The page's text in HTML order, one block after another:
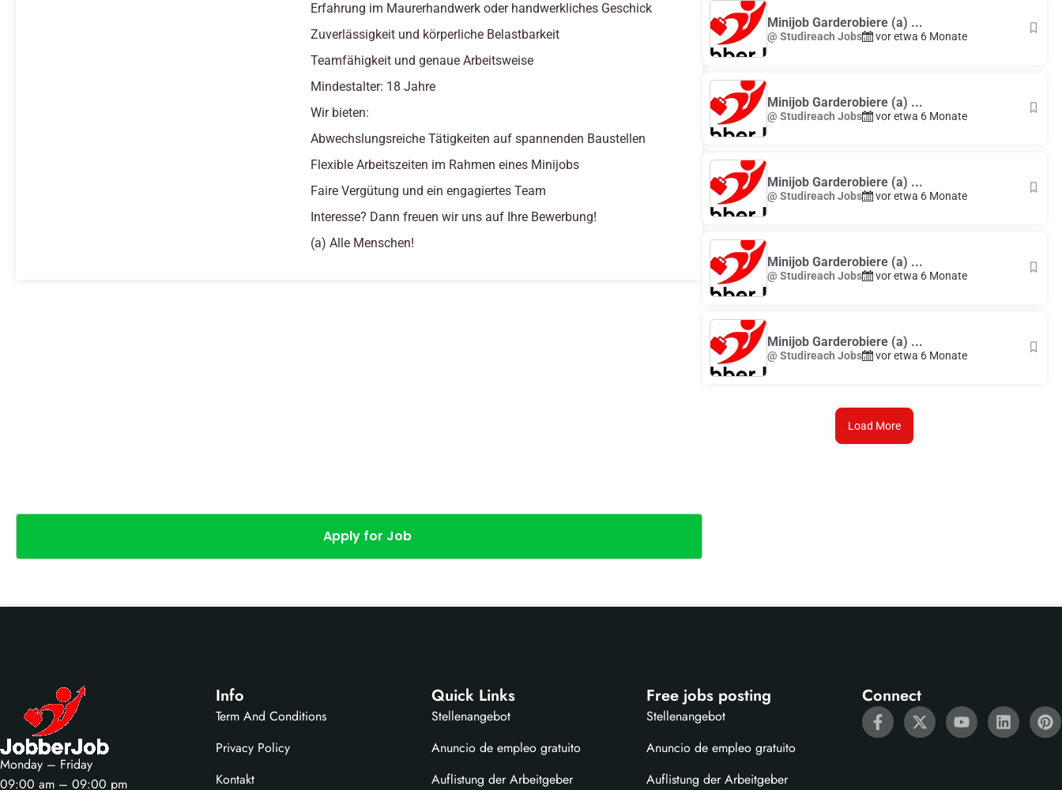
Erfahrung im Maurerhandwerk oder handwerkliches Geschick
Zuverlässigkeit und körperliche Belastbarkeit
Teamfähigkeit und genaue Arbeitsweise
Mindestalter: 18 Jahre
Wir bieten:
Abwechslungsreiche Tätigkeiten auf spannenden Baustellen
Flexible Arbeitszeiten im Rahmen eines Minijobs
Faire Vergütung und ein engagiertes Team
Interesse? Dann freuen wir uns auf Ihre Bewerbung!
(a) Alle Menschen!
Apply for Job
Minijob Garderobiere (a) ...
@ Studireach Jobs vor etwa 6 Monate
Minijob Garderobiere (a) ...
@ Studireach Jobs vor etwa 6 Monate
Minijob Garderobiere (a) ...
@ Studireach Jobs vor etwa 6 Monate
Minijob Garderobiere (a) ...
@ Studireach Jobs vor etwa 6 Monate
Minijob Garderobiere (a) ...
@ Studireach Jobs vor etwa 6 Monate
Load More
Monday – Friday
09:00 am – 09:00 pm
Info
Term And Conditions
Privacy Policy
Kontakt
Quick Links
Stellenangebot
Anuncio de empleo gratuito
Auflistung der Arbeitgeber
Free jobs posting
Stellenangebot
Anuncio de empleo gratuito
Auflistung der Arbeitgeber
Connect